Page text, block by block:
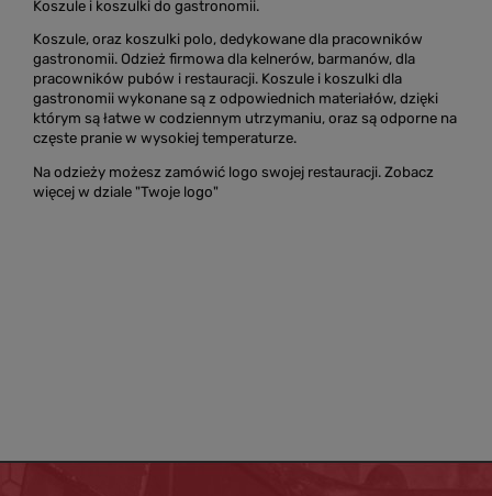
Koszule i koszulki do gastronomii.
Koszule, oraz koszulki polo, dedykowane dla pracowników
gastronomii. Odzież firmowa dla kelnerów, barmanów, dla
pracowników pubów i restauracji. Koszule i koszulki dla
gastronomii wykonane są z odpowiednich materiałów, dzięki
którym są łatwe w codziennym utrzymaniu, oraz są odporne na
częste pranie w wysokiej temperaturze.
Na odzieży możesz zamówić logo swojej restauracji. Zobacz
więcej w dziale "Twoje logo"